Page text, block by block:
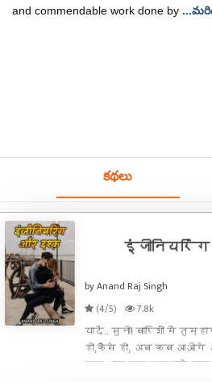
and commendable work done by
కథలు
by Anand Raj Singh
(4/5)
7.8k
यादें.. सुनो! बारिशों में
हो,कैसे हो, अब कब आओगे
मन भाग कर तुम्हारे पास